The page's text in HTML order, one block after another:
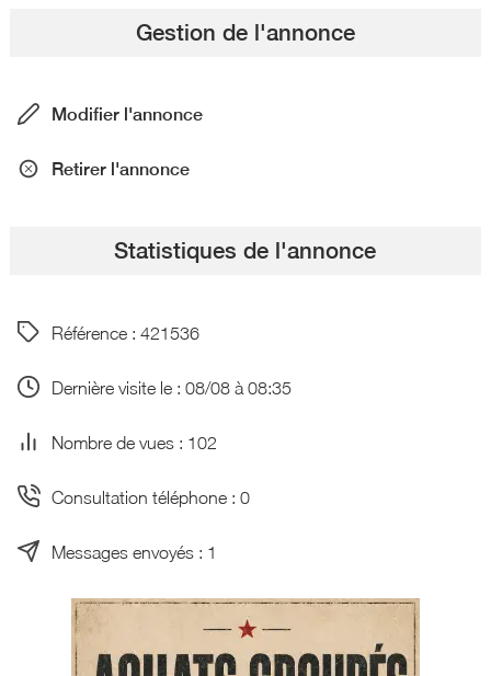
Gestion de l'annonce
Modifier l'annonce
Retirer l'annonce
Statistiques de l'annonce
Référence : 421536
Dernière visite le : 08/08 à 08:35
Nombre de vues : 102
Consultation téléphone : 0
Messages envoyés : 1